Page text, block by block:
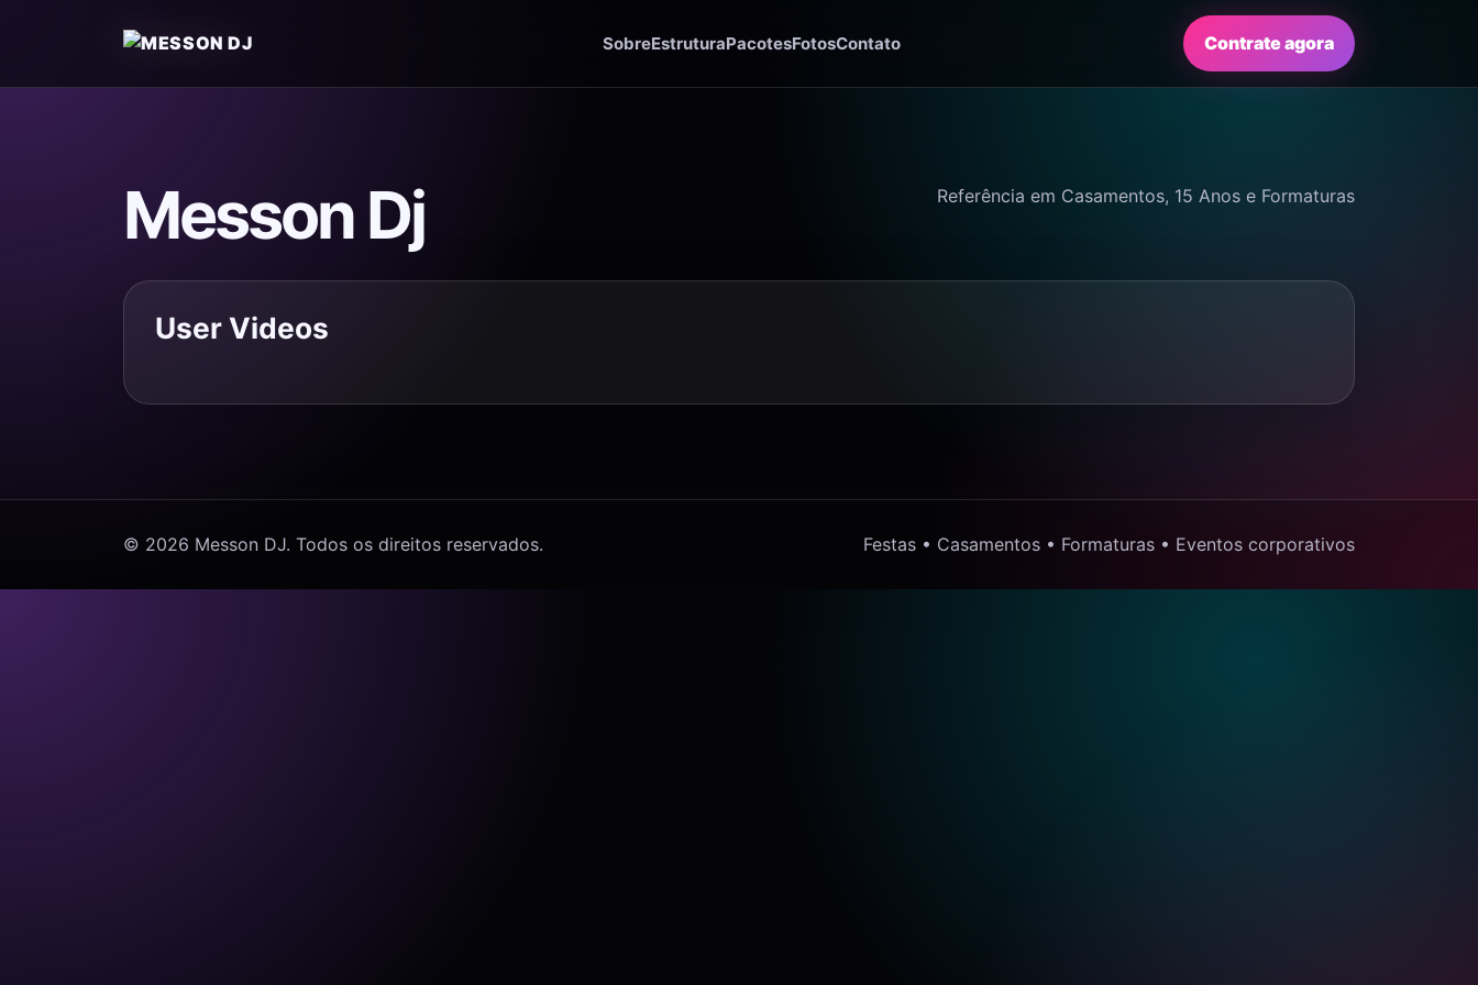
SobreEstruturaPacotesFotosContato Contrate agora
Messon Dj Referência em Casamentos, 15 Anos e Formaturas
User Videos
© 2026 Messon DJ. Todos os direitos reservados. Festas • Casamentos • Formaturas • Eventos corporativos